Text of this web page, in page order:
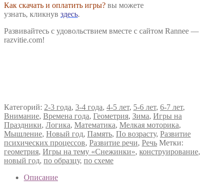
Как скачать и оплатить игры? вы можете
узнать, кликнув здесь.
Развивайтесь с удовольствием вместе с сайтом Rannee —
razvitie.com!
Категорий: 2-3 года, 3-4 года, 4-5 лет, 5-6 лет, 6-7 лет,
Внимание, Времена года, Геометрия, Зима, Игры на
Праздники, Логика, Математика, Мелкая моторика,
Мышление, Новый год, Память, По возрасту, Развитие
психических процессов, Развитие речи, Речь Метки:
геометрия, Игры на тему «Снежинки», конструирование,
новый год, по образцу, по схеме
Описание